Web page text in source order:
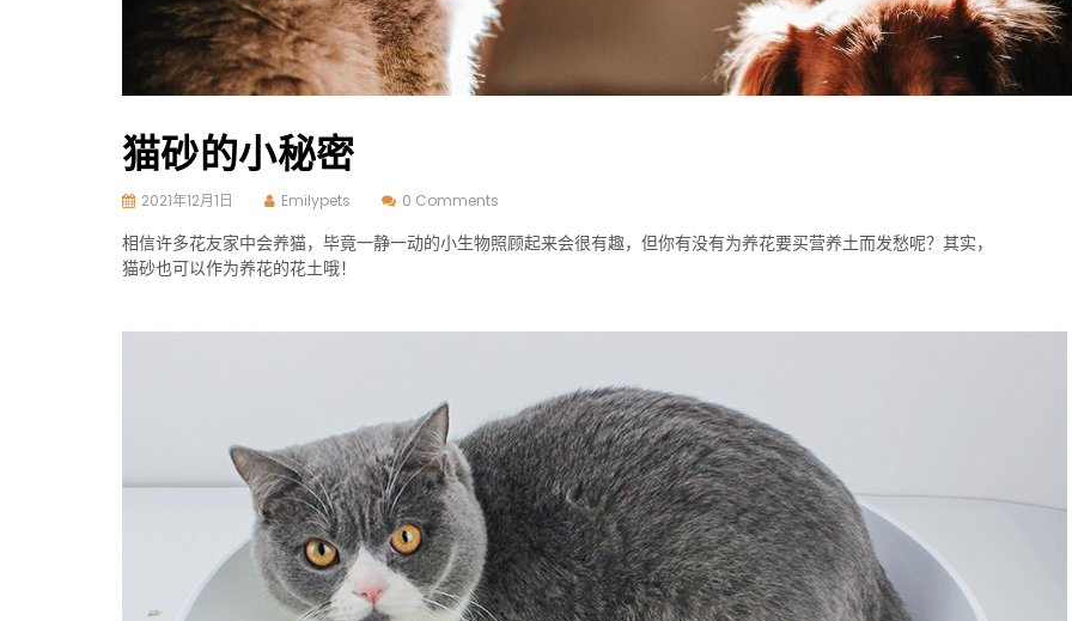
猫砂的小秘密
2021年12月1日 Emilypets 0 Comments
相信许多花友家中会养猫，毕竟一静一动的小生物照顾起来会很有趣，但你有没有为养花要买营养土而发愁呢？其实，
猫砂也可以作为养花的花土哦！